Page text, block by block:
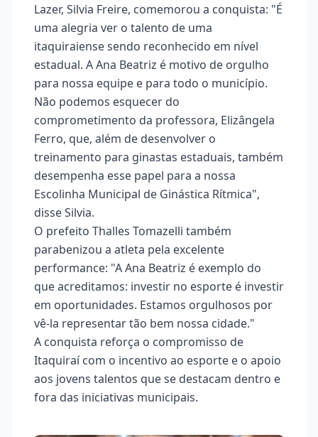
Lazer, Silvia Freire, comemorou a conquista: "É
uma alegria ver o talento de uma
itaquiraiense sendo reconhecido em nível
estadual. A Ana Beatriz é motivo de orgulho
para nossa equipe e para todo o município.
Não podemos esquecer do
comprometimento da professora, Elizângela
Ferro, que, além de desenvolver o
treinamento para ginastas estaduais, também
desempenha esse papel para a nossa
Escolinha Municipal de Ginástica Rítmica",
disse Silvia.
O prefeito Thalles Tomazelli também
parabenizou a atleta pela excelente
performance: "A Ana Beatriz é exemplo do
que acreditamos: investir no esporte é investir
em oportunidades. Estamos orgulhosos por
vê-la representar tão bem nossa cidade."
A conquista reforça o compromisso de
Itaquiraí com o incentivo ao esporte e o apoio
aos jovens talentos que se destacam dentro e
fora das iniciativas municipais.